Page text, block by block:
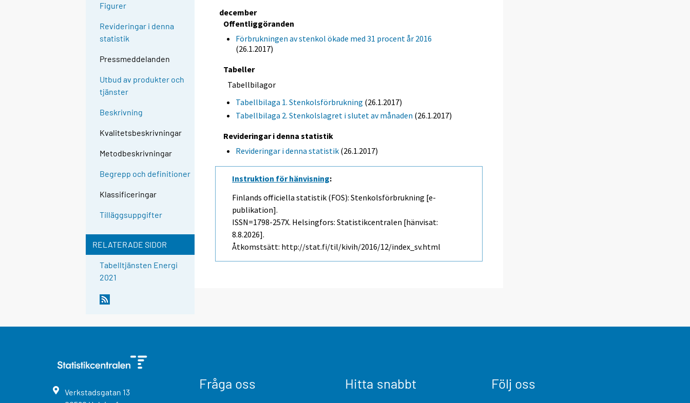
Figurer
Revideringar i denna
statistik
Pressmeddelanden
Utbud av produkter och
tjänster
Beskrivning
Kvalitetsbeskrivningar
Metodbeskrivningar
Begrepp och definitioner
Klassificeringar
Tilläggsuppgifter
RELATERADE SIDOR
Tabelltjänsten Energi
2021
december
Offentliggöranden
Förbrukningen av stenkol ökade med 31 procent år 2016
(26.1.2017)
Tabeller
Tabellbilagor
Tabellbilaga 1. Stenkolsförbrukning (26.1.2017)
Tabellbilaga 2. Stenkolslagret i slutet av månaden (26.1.2017)
Revideringar i denna statistik
Revideringar i denna statistik (26.1.2017)
Instruktion för hänvisning:
Finlands officiella statistik (FOS): Stenkolsförbrukning [e-
publikation].
ISSN=1798-257X. Helsingfors: Statistikcentralen [hänvisat:
8.8.2026].
Åtkomstsätt: http://stat.fi/til/kivih/2016/12/index_sv.html
Verkstadsgatan 13
Fråga oss Hitta snabbt Följ oss